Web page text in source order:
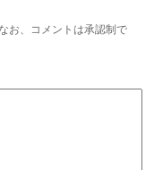
お、コメントは承認制で